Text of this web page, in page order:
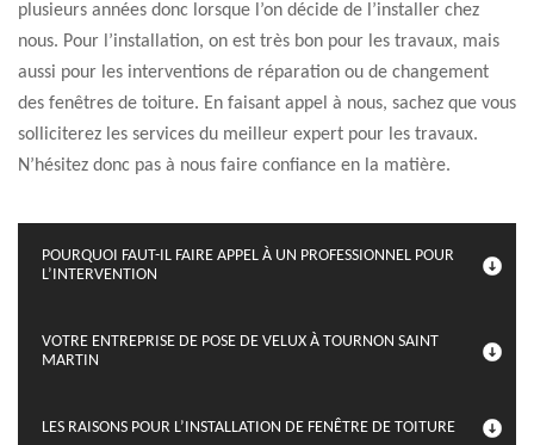
plusieurs années donc lorsque l’on décide de l’installer chez
nous. Pour l’installation, on est très bon pour les travaux, mais
aussi pour les interventions de réparation ou de changement
des fenêtres de toiture. En faisant appel à nous, sachez que vous
solliciterez les services du meilleur expert pour les travaux.
N’hésitez donc pas à nous faire confiance en la matière.
POURQUOI FAUT-IL FAIRE APPEL À UN PROFESSIONNEL POUR
L’INTERVENTION
VOTRE ENTREPRISE DE POSE DE VELUX À TOURNON SAINT
MARTIN
LES RAISONS POUR L’INSTALLATION DE FENÊTRE DE TOITURE